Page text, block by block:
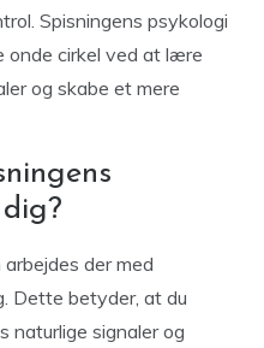
Spisningens psykologi
onde cirkel ved at lære
og skabe et mere
der med
Dette betyder, at du
naturlige signaler og